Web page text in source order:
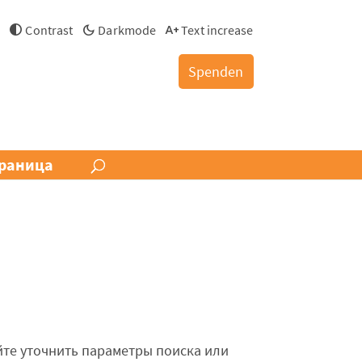
Contrast Darkmode Text increase
Spenden
уточнить параметры поиска или